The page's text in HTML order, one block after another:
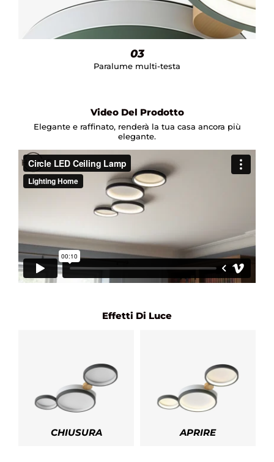
03
Paralume multi-testa
Video Del Prodotto
Elegante e raffinato, renderà la tua casa ancora più
elegante.
Effetti Di Luce
CHIUSURA APRIRE